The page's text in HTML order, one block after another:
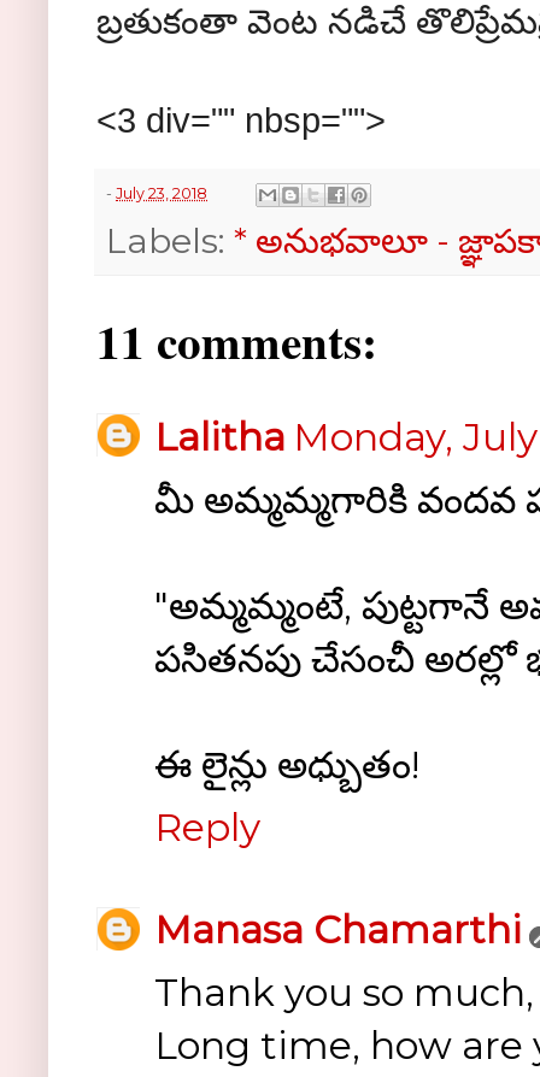
బ్రతుకంతా వెంట నడిచే
<3 div="" nbsp="">
- July 23, 2018
Labels: * అనుభవాలూ -
11 comments:
Lalitha Monday,
మీ అమ్మమ్మగారికి వందవ
"అమ్మమ్మంటే, పుట్టగానే
పసితనపు చేసంచీ అరల్లో
ఈ లైన్లు అధ్బుతం!
Reply
Manasa Chamarthi
Thank you so
Long time, how are